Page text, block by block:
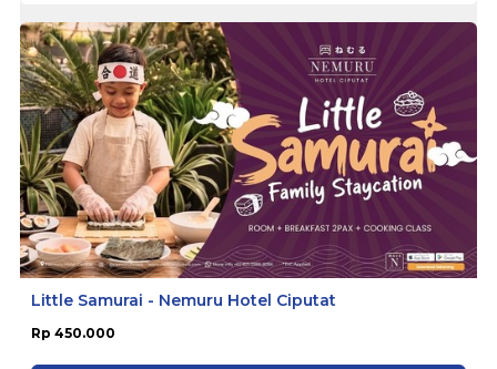
Little Samurai - Nemuru Hotel Ciputat
Rp 450.000